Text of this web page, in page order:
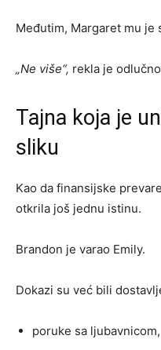
Međutim, Margaret mu je
„Ne više“, rekla je
Tajna koja je
sliku
Kao da finansijske
otkrila još jednu istinu.
Brandon je varao Emily.
Dokazi su već bili
poruke sa ljubavnicom,